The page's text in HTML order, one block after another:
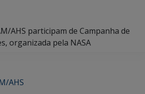
AHS participam de Campanha de
organizada pela NASA
AHS